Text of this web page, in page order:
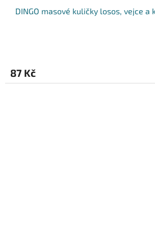
DINGO masové kuličky losos, vejce
87 Kč